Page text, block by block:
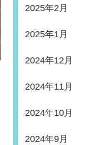
2025年2月
2025年1月
2024年12月
2024年11月
2024年10月
2024年9月